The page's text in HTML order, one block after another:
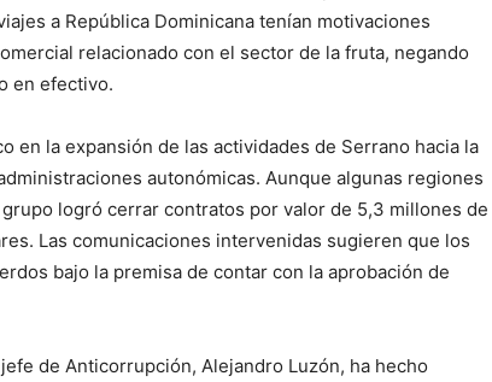
a República Dominicana tenían motivaciones
relacionado con el sector de la fruta, negando
en efectivo.
en la expansión de las actividades de Serrano hacia la
autonómicas. Aunque algunas regiones
logró cerrar contratos por valor de 5,3 millones de
Las comunicaciones intervenidas sugieren que los
bajo la premisa de contar con la aprobación de
de Anticorrupción, Alejandro Luzón, ha hecho